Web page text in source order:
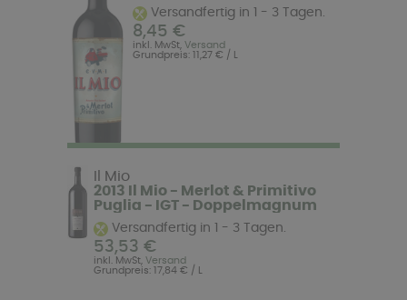
Versandfertig in 1 - 3 Tagen.
8,45 €
inkl. MwSt, Versand
Grundpreis: 11,27 € / L
Il Mio
2013 Il Mio - Merlot & Primitivo
Puglia - IGT - Doppelmagnum
Versandfertig in 1 - 3 Tagen.
53,53 €
inkl. MwSt, Versand
Grundpreis: 17,84 € / L